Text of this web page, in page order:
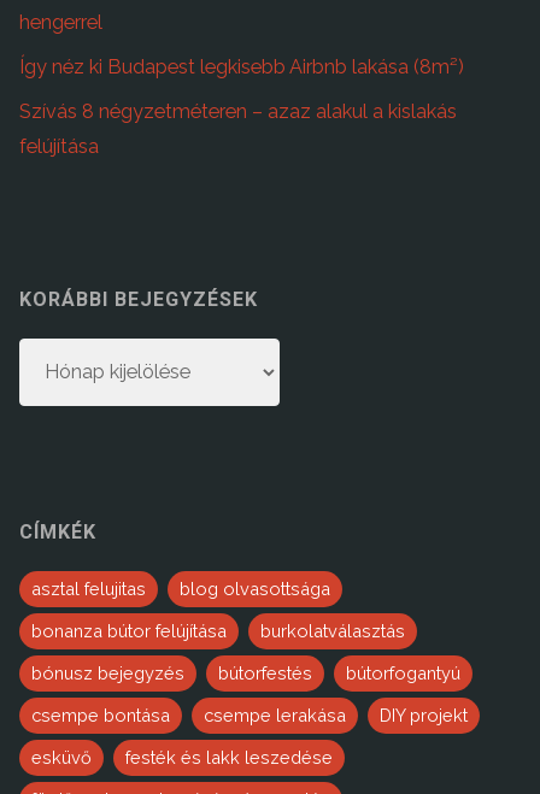
hengerrel
Így néz ki Budapest legkisebb Airbnb lakása (8m²)
Szívás 8 négyzetméteren – azaz alakul a kislakás
felújítása
KORÁBBI BEJEGYZÉSEK
bejegyzések
CÍMKÉK
asztal felujitas blog olvasottsága
bonanza bútor felújítása burkolatválasztás
bónusz bejegyzés bútorfestés bútorfogantyú
csempe bontása csempe lerakása DIY projekt
esküvő festék és lakk leszedése